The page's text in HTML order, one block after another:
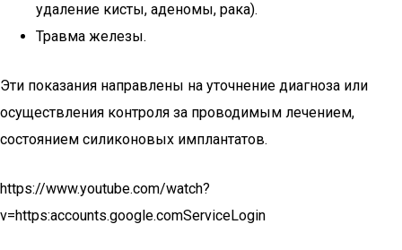
удаление кисты, аденомы, рака).
Травма железы.
Эти показания направлены на уточнение диагноза или
осуществления контроля за проводимым лечением,
состоянием силиконовых имплантатов.
https://www.youtube.com/watch?
v=https:accounts.google.comServiceLogin